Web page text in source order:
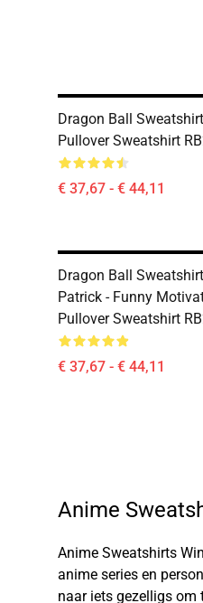
Dragon Ball
Pullover Sweatshirt
€ 37,67 - € 44,11
Dragon Ball
Patrick - Funny
Pullover Sweatshirt
€ 37,67 - € 44,11
Anime
Anime Sweatshirts
anime series en
naar iets gezelligs om